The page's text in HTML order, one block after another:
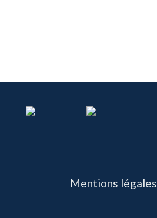
Mentions légales